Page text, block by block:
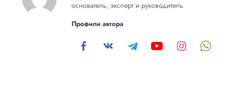
основатель, эксперт и руководитель
Профили автора